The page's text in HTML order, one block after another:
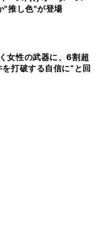
"推し色"が登場
女性の武器に、6割超
打破する自信に”と回